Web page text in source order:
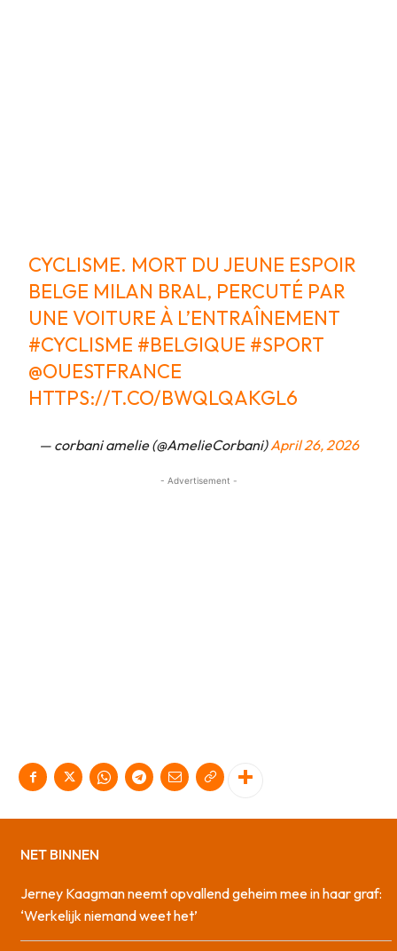
CYCLISME. MORT DU JEUNE ESPOIR
BELGE MILAN BRAL, PERCUTÉ PAR
UNE VOITURE À L’ENTRAÎNEMENT
#CYCLISME #BELGIQUE #SPORT
@OUESTFRANCE
HTTPS://T.CO/BWQLQAKGL6
— corbani amelie (@AmelieCorbani)April 26, 2026
- Advertisement -
NET BINNEN
Jerney Kaagman neemt opvallend geheim mee in haar graf:
‘Werkelijk niemand weet het’